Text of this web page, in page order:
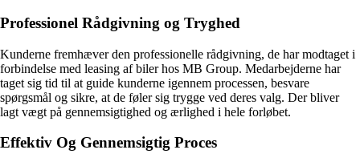
Professionel Rådgivning og Tryghed
Kunderne fremhæver den professionelle rådgivning, de har modtaget i
forbindelse med leasing af biler hos MB Group. Medarbejderne har
taget sig tid til at guide kunderne igennem processen, besvare
spørgsmål og sikre, at de føler sig trygge ved deres valg. Der bliver
lagt vægt på gennemsigtighed og ærlighed i hele forløbet.
Effektiv Og Gennemsigtig Proces